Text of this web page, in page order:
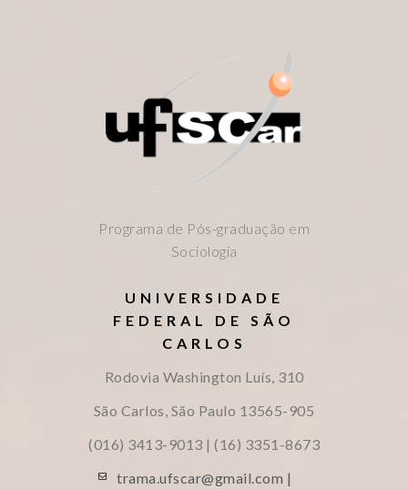
Programa de Pós-graduação em
Sociologia
UNIVERSIDADE
FEDERAL DE SÃO
CARLOS
Rodovia Washington Luís, 310
São Carlos, São Paulo 13565-905
(016) 3413-9013 | (16) 3351-8673
trama.ufscar@gmail.com |